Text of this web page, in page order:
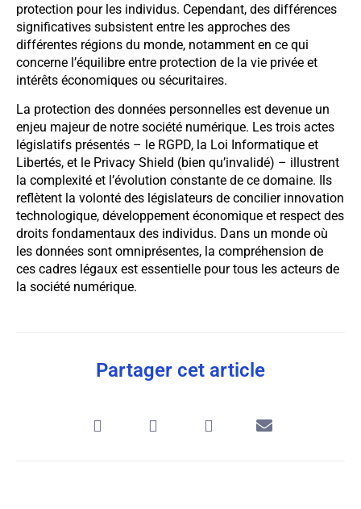
protection pour les individus. Cependant, des différences
significatives subsistent entre les approches des
différentes régions du monde, notamment en ce qui
concerne l’équilibre entre protection de la vie privée et
intérêts économiques ou sécuritaires.
La protection des données personnelles est devenue un
enjeu majeur de notre société numérique. Les trois actes
législatifs présentés – le RGPD, la Loi Informatique et
Libertés, et le Privacy Shield (bien qu’invalidé) – illustrent
la complexité et l’évolution constante de ce domaine. Ils
reflètent la volonté des législateurs de concilier innovation
technologique, développement économique et respect des
droits fondamentaux des individus. Dans un monde où
les données sont omniprésentes, la compréhension de
ces cadres légaux est essentielle pour tous les acteurs de
la société numérique.
Partager cet article